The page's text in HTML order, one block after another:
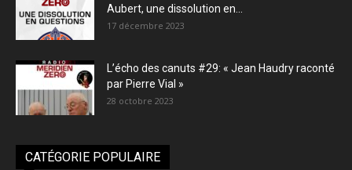
Aubert, une dissolution en...
17 décembre 2023
L’écho des canuts #29: « Jean Haudry raconté
par Pierre Vial »
28 octobre 2023
CATÉGORIE POPULAIRE